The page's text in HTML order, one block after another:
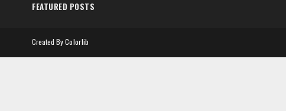
FEATURED POSTS
Created ByColorlib